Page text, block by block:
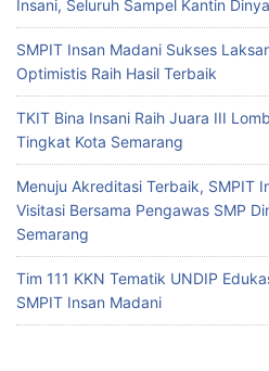
Insani, Seluruh Sampel Kantin
SMPIT Insan Madani Sukses
Optimistis Raih Hasil Terbaik
TKIT Bina Insani Raih Juara III
Tingkat Kota Semarang
Menuju Akreditasi Terbaik, SMPIT
Visitasi Bersama Pengawas SMP
Semarang
Tim 111 KKN Tematik UNDIP
SMPIT Insan Madani